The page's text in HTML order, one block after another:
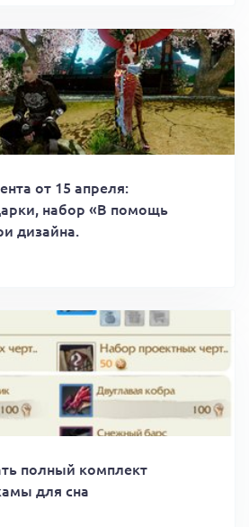
от 15 апреля:
набор «В помощь
дизайна.
полный комплект
для сна